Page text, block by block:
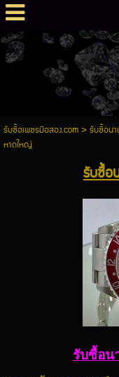
รับซื้อเพชรมือสอง.com> รับซื้อนา
หาดใหญ่
รับซื้อ
รับซื้อน